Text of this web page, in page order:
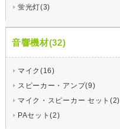
蛍光灯(3)
音響機材(32)
マイク(16)
スピーカー・アンプ(9)
マイク・スピーカー セット(2)
PAセット(2)